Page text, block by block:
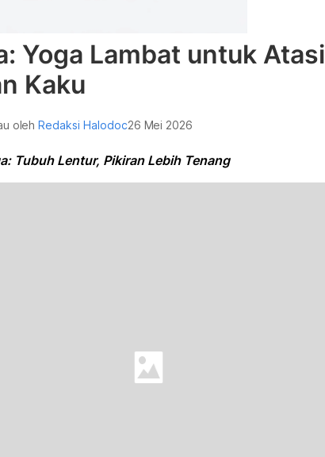
Yoga Lambat untuk Atasi
Kaku
olehRedaksi Halodoc26 Mei 2026
Tubuh Lentur, Pikiran Lebih Tenang